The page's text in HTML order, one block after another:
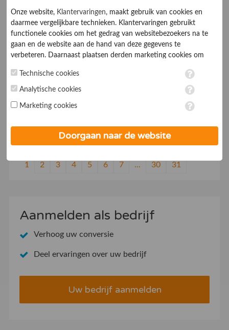
Mamito Babyartikelen
Babywinkels
7.0
1 2 3 4 5 6 7 ... 30 31
Aanmelden als bedrijf
Verhoog uw conversie
Deel ervaringen over uw bedrijf
Uw bedrijf aanmelden
Onze website, Klantervaringen, maakt gebruik van cookies en
daarmee vergelijkbare technieken. Klantervaringen gebruikt
functionele cookies om het gedrag van websitebezoekers na te
gaan en de website aan de hand van deze gegevens te
verbeteren. Daarnaast plaatsen derden marketing cookies om
marketing cookies worden persoonsgegevens verwerkt. Je geeft
toestemming voor deze verwerking wanneer je hieronder een
op ieder moment aanpassen in de
. Lees voor meer
Technische cookies
Analytische cookies
Marketing cookies
Doorgaan naar de website